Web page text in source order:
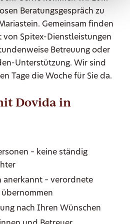
Beratungsgespräch zu
Gemeinsam finden
von Spitex-Dienstleistungen
Betreuung oder
Unterstützung. Wir sind
Tage die Woche für Sie da.
Dovida in
– keine ständig
anerkannt – verordnete
nach Ihren Wünschen